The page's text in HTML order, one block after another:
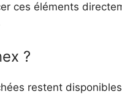
ces éléments
?
restent